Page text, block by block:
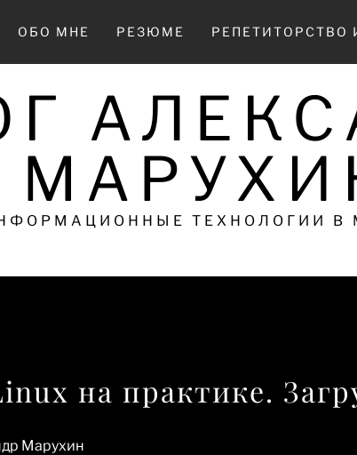
ОБО МНЕ РЕЗЮМЕ РЕПЕТИТОРСТВО
ТЕХНОЛОГИИ В
на практике.
Марухин